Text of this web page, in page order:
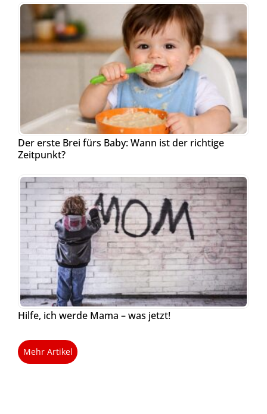
Der erste Brei fürs Baby: Wann ist der richtige
Zeitpunkt?
Hilfe, ich werde Mama – was jetzt!
Mehr Artikel